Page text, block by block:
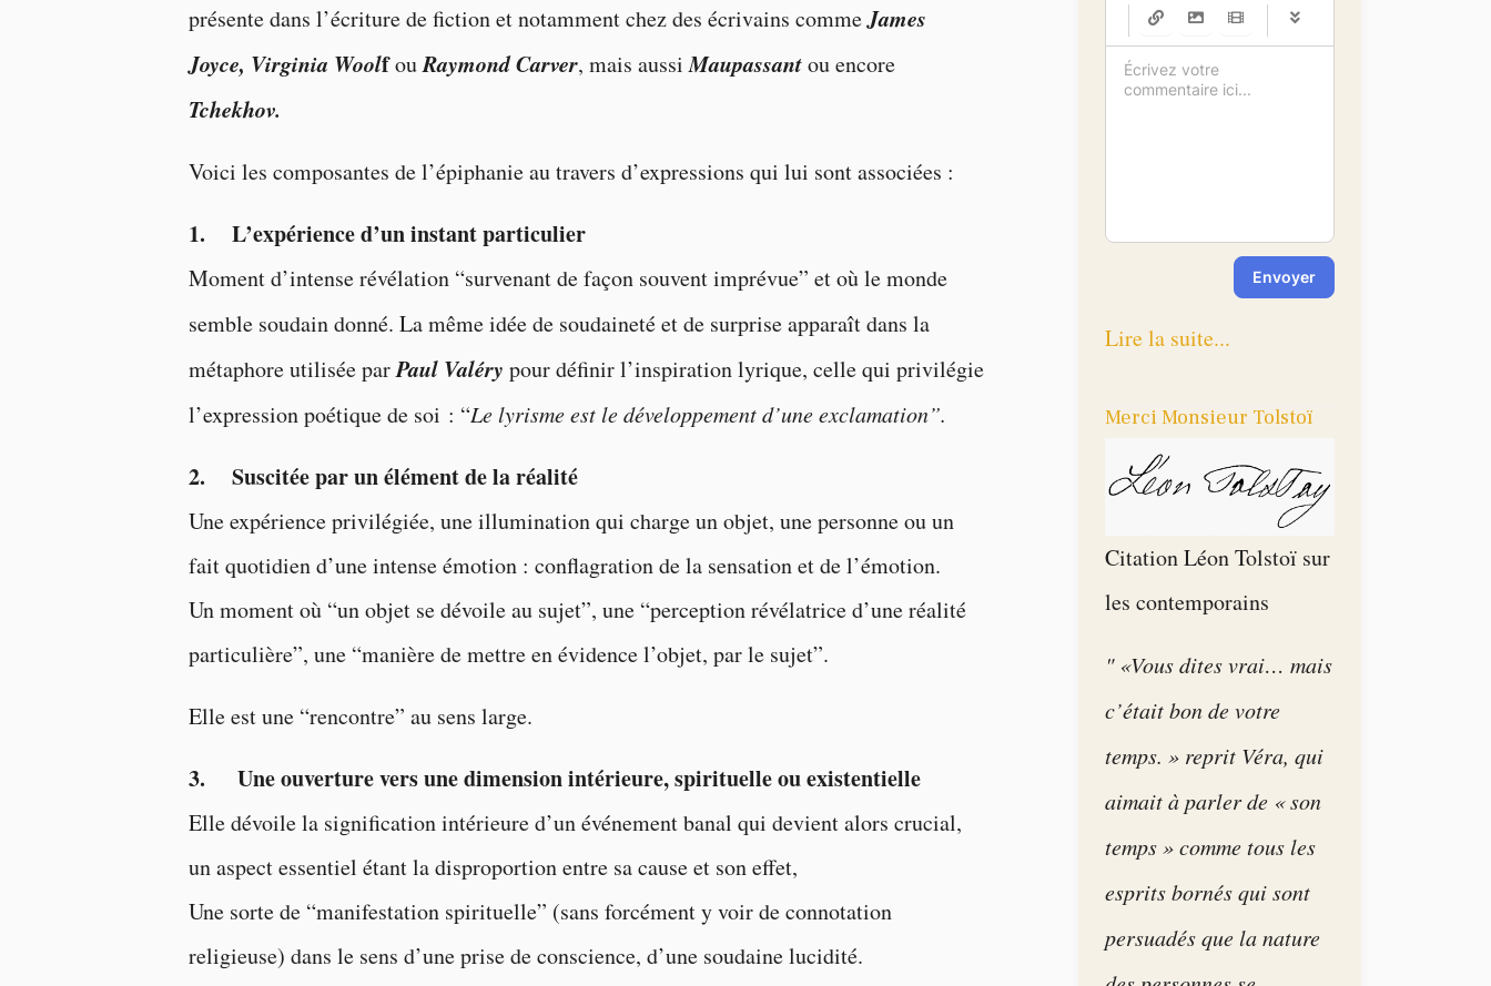
présente dans l’écriture de fiction et notamment chez des écrivains commeJames
Joyce, Virginia WoolfouRaymond Carver, mais aussiMaupassantou encore
Tchekhov.
Voici les composantes de l’épiphanie au travers d’expressions qui lui sont associées :
1. L’expérience d’un instant particulier
Moment d’intense révélation “survenant de façon souvent imprévue” et où le monde
semble soudain donné. La même idée de soudaineté et de surprise apparaît dans la
métaphore utilisée parPaul Valéry pour définir l’inspiration lyrique, celle qui privilégie
l’expression poétique de soi : “Le lyrisme est le développement d’une exclamation”.
2. Suscitée par un élément de la réalité
Une expérience privilégiée, une illumination qui charge un objet, une personne ou un
fait quotidien d’une intense émotion : conflagration de la sensation et de l’émotion.
Un moment où “un objet se dévoile au sujet”, une “perception révélatrice d’une réalité
particulière”, une “manière de mettre en évidence l’objet, par le sujet”.
Elle est une “rencontre” au sens large.
3. Une ouverture vers une dimension intérieure, spirituelle ou existentielle
Elle dévoile la signification intérieure d’un événement banal qui devient alors crucial,
un aspect essentiel étant la disproportion entre sa cause et son effet,
Une sorte de “manifestation spirituelle” (sans forcément y voir de connotation
religieuse) dans le sens d’une prise de conscience, d’une soudaine lucidité.
-
-
-
-
-
-
-
Envoyer
Lire la suite...
Merci Monsieur Tolstoï
Citation Léon Tolstoï sur
les contemporains
" «Vous dites vrai… mais
c’était bon de votre
temps. » reprit Véra, qui
aimait à parler de « son
temps » comme tous les
esprits bornés qui sont
persuadés que la nature